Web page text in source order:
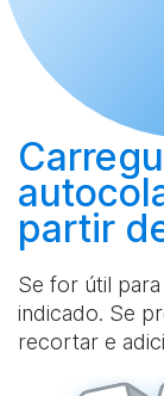
partir
Se for útil
indicado. Se
recortar e